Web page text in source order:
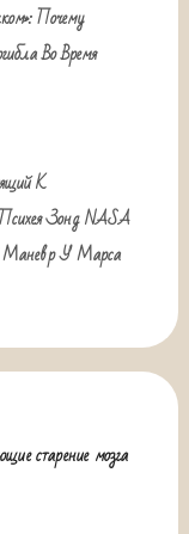
Почему
Во Время
К
Зонд NASA
Маневр У Марса
старение мозга